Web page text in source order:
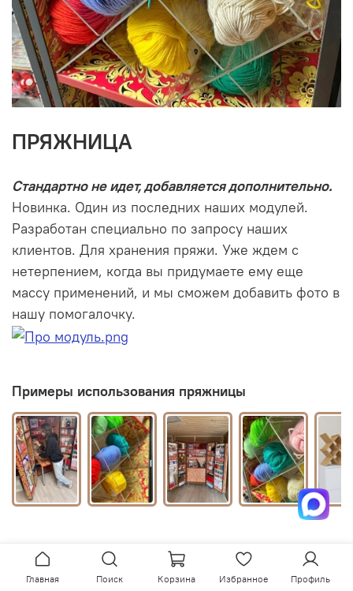
ПРЯЖНИЦА
Стандартно не идет, добавляется дополнительно.
Новинка. Один из последних наших модулей.
Разработан специально по запросу наших
клиентов. Для хранения пряжи. Уже ждем с
нетерпением, когда вы придумаете ему еще
массу применений, и мы сможем добавить фото в
нашу помогалочку.
Примеры использования пряжницы
Главная Поиск Корзина Избранное Профиль